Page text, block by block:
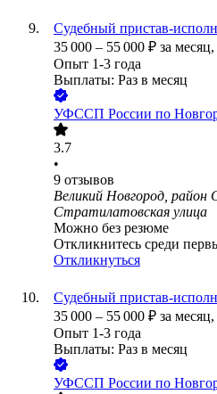
Судебный пристав-
35 000 – 55 000 ₽ за месяц,
Опыт 1-3 года
Выплаты: Раз в месяц
УФССП России по
3.7
•
9 отзывов
Великий Новгород, район
Стратилатовская улица
Можно без резюме
Откликнитесь среди
Откликнуться
Судебный пристав-
35 000 – 55 000 ₽ за месяц,
Опыт 1-3 года
Выплаты: Раз в месяц
УФССП России по